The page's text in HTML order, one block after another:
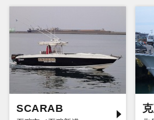
SCARAB